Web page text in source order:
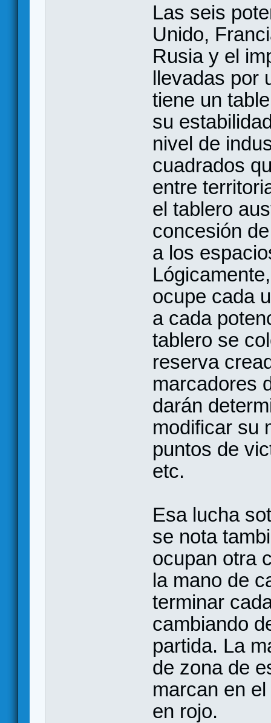
Las seis
Unido,
Rusia y el
llevadas por
tiene un
su
nivel de
cuadrados
entre
el tablero
concesión
a los
ocupe cada
a cada
tablero se
reserva
marcadores
darán
modificar su
puntos de
etc.
Esa lucha
se nota
ocupan otra
la mano de
terminar
cambiando
partida. La
de zona de
marcan en
en rojo.